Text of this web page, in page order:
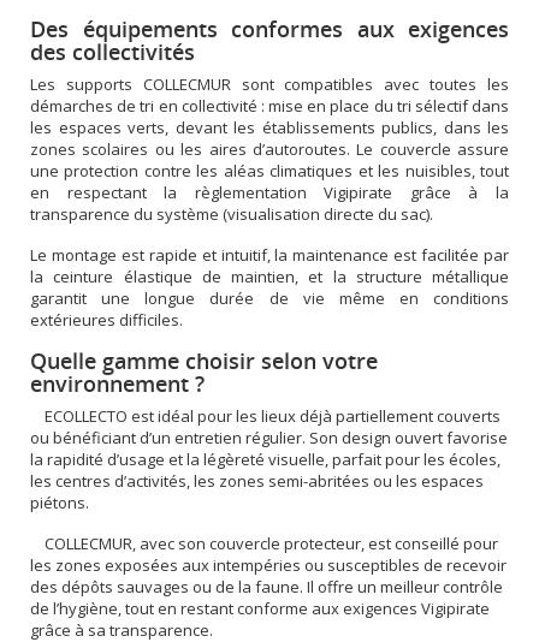
Des équipements conformes aux exigences
des collectivités
Les supports COLLECMUR sont compatibles avec toutes les
démarches de tri en collectivité : mise en place du tri sélectif dans
les espaces verts, devant les établissements publics, dans les
zones scolaires ou les aires d’autoroutes. Le couvercle assure
une protection contre les aléas climatiques et les nuisibles, tout
en respectant la règlementation Vigipirate grâce à la
transparence du système (visualisation directe du sac).
Le montage est rapide et intuitif, la maintenance est facilitée par
la ceinture élastique de maintien, et la structure métallique
garantit une longue durée de vie même en conditions
extérieures difficiles.
Quelle gamme choisir selon votre
environnement ?
ECOLLECTO est idéal pour les lieux déjà partiellement couverts
ou bénéficiant d’un entretien régulier. Son design ouvert favorise
la rapidité d’usage et la légèreté visuelle, parfait pour les écoles,
les centres d’activités, les zones semi-abritées ou les espaces
piétons.
COLLECMUR, avec son couvercle protecteur, est conseillé pour
les zones exposées aux intempéries ou susceptibles de recevoir
des dépôts sauvages ou de la faune. Il offre un meilleur contrôle
de l’hygiène, tout en restant conforme aux exigences Vigipirate
grâce à sa transparence.